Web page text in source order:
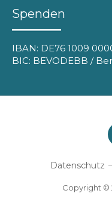
Spenden
IBAN: DE76 1009
BIC: BEVODEBB /
Datenschutz
Copyright ©